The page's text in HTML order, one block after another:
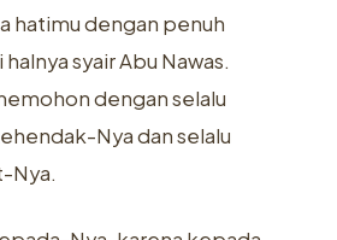
hatimu dengan penuh
syair Abu Nawas.
dengan selalu
Nya dan selalu
Nya.